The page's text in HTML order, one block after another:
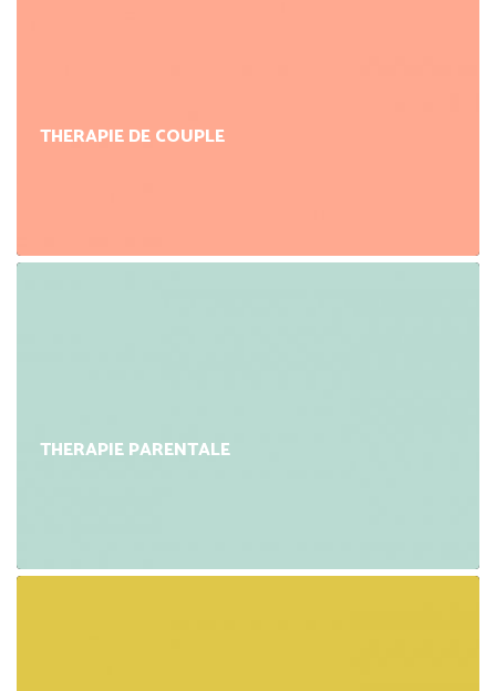
THERAPIE DE COUPLE
THERAPIE PARENTALE